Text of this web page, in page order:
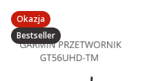
Okazja
Bestseller